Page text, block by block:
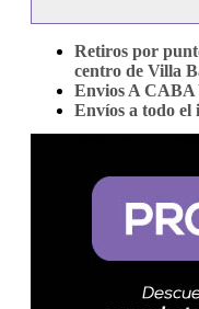
Retiros por
centro de Villa
Envios A CABA
Envíos a todo